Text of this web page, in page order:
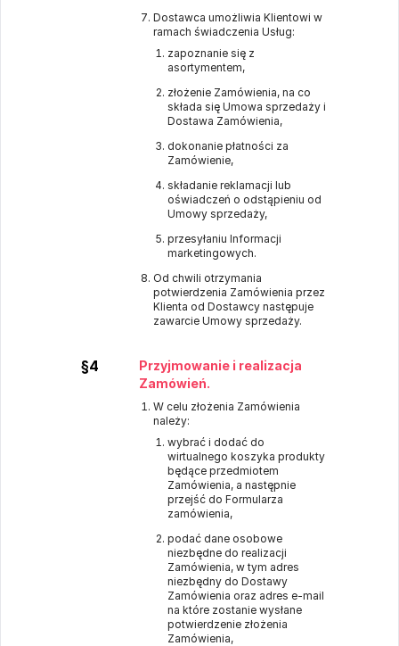
Dostawca umożliwia Klientowi w
ramach świadczenia Usług:
zapoznanie się z
asortymentem,
złożenie Zamówienia, na co
składa się Umowa sprzedaży i
Dostawa Zamówienia,
dokonanie płatności za
Zamówienie,
składanie reklamacji lub
oświadczeń o odstąpieniu od
Umowy sprzedaży,
przesyłaniu Informacji
marketingowych.
Od chwili otrzymania
potwierdzenia Zamówienia przez
Klienta od Dostawcy następuje
zawarcie Umowy sprzedaży.
§4
Przyjmowanie i realizacja
Zamówień.
W celu złożenia Zamówienia
należy:
wybrać i dodać do
wirtualnego koszyka produkty
będące przedmiotem
Zamówienia, a następnie
przejść do Formularza
zamówienia,
podać dane osobowe
niezbędne do realizacji
Zamówienia, w tym adres
niezbędny do Dostawy
Zamówienia oraz adres e-mail
na które zostanie wysłane
potwierdzenie złożenia
Zamówienia,